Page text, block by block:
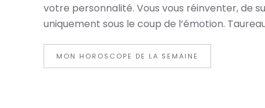
votre personnalité. Vous vous réinventer, de
uniquement sous le coup de l’émotion.
MON HOROSCOPE DE LA SEMAINE